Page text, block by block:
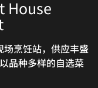
House
烹饪站，供应丰盛
品种多样的自选菜
典雅包厢可一览湖
的理想场所。